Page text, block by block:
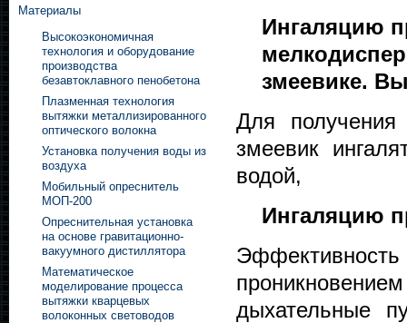
Ингаляцию
змеевике.
Для получения
змеевик
водой,
Ингаляцию
дыхательные
Материалы
Высокоэкономичная
технология и оборудование
производства
безавтоклавного пенобетона
Плазменная технология
вытяжки металлизированного
оптического волокна
Установка получения воды из
воздуха
Мобильный опреснитель
МОП-200
Опреснительная установка
на основе гравитационно-
вакуумного дистиллятора
Математическое
моделирование процесса
вытяжки кварцевых
волоконных световодов